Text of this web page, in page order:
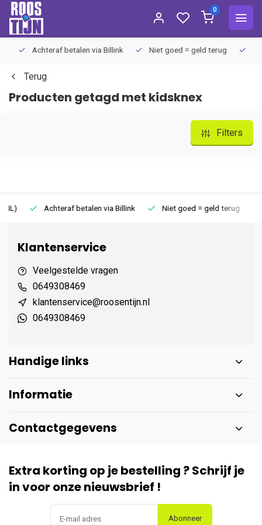
0
Achteraf betalen via Billink Niet goed = geld terug
Terug
Producten getagd met kidsknex
Filters
Achteraf betalen via Billink Niet goed = geld terug
Klantenservice
Veelgestelde vragen
0649308469
klantenservice@roosentijn.nl
0649308469
Handige links
Informatie
Contactgegevens
Extra korting op je bestelling ? Schrijf je
in voor onze nieuwsbrief !
Abonneer